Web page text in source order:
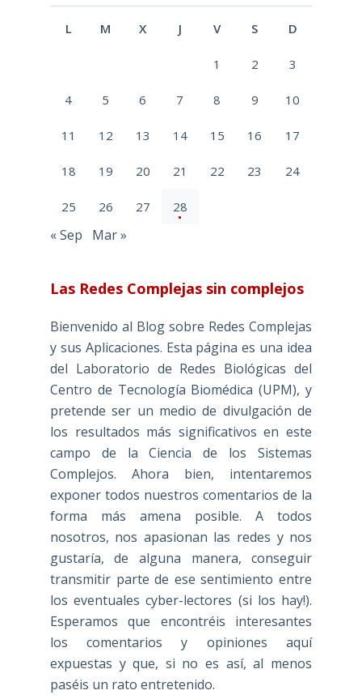
L M X J V S D
1 2 3
4 5 6 7 8 9 10
11 12 13 14 15 16 17
18 19 20 21 22 23 24
25 26 27 28
« Sep Mar »
Las Redes Complejas sin complejos
Bienvenido al Blog sobre Redes Complejas
y sus Aplicaciones. Esta página es una idea
del Laboratorio de Redes Biológicas del
Centro de Tecnología Biomédica (UPM), y
pretende ser un medio de divulgación de
los resultados más significativos en este
campo de la Ciencia de los Sistemas
Complejos. Ahora bien, intentaremos
exponer todos nuestros comentarios de la
forma más amena posible. A todos
nosotros, nos apasionan las redes y nos
gustaría, de alguna manera, conseguir
transmitir parte de ese sentimiento entre
los eventuales cyber-lectores (si los hay!).
Esperamos que encontréis interesantes
los comentarios y opiniones aquí
expuestas y que, si no es así, al menos
paséis un rato entretenido.